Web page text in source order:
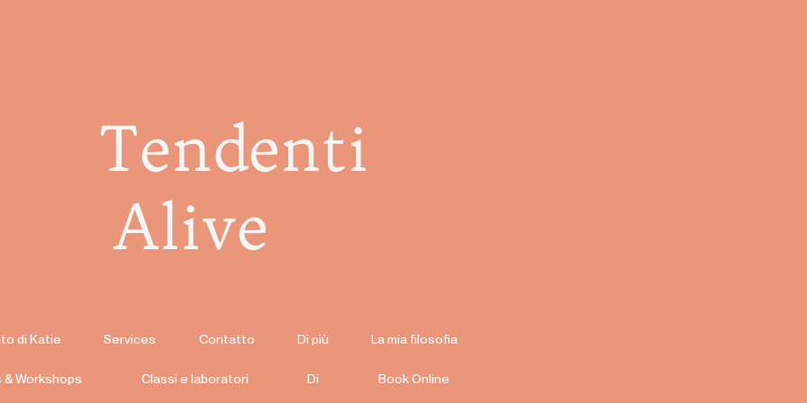
Tendenti
Alive
di Katie Services Contatto Di più La mia filosofia
& Workshops Classi e laboratori Di Book Online